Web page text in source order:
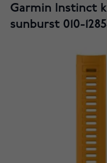
Garmin Instinct
sunburst 010-